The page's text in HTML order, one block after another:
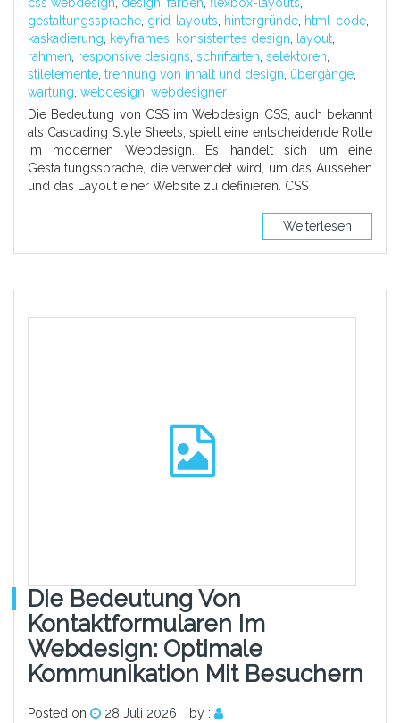
css webdesign, design, farben, flexbox-layouts,
gestaltungssprache, grid-layouts, hintergründe, html-code,
kaskadierung, keyframes, konsistentes design, layout,
rahmen, responsive designs, schriftarten, selektoren,
stilelemente, trennung von inhalt und design, übergänge,
wartung, webdesign, webdesigner
Die Bedeutung von CSS im Webdesign CSS, auch bekannt
als Cascading Style Sheets, spielt eine entscheidende Rolle
im modernen Webdesign. Es handelt sich um eine
Gestaltungssprache, die verwendet wird, um das Aussehen
und das Layout einer Website zu definieren. CSS
Weiterlesen
Die Bedeutung Von
Kontaktformularen Im
Webdesign: Optimale
Kommunikation Mit Besuchern
Posted on 28 Juli 2026
by :